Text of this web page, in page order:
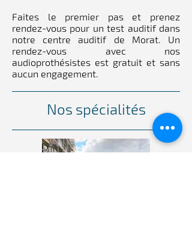
Faites le premier pas et prenez
rendez-vous pour un test auditif dans
notre centre auditif de Morat. Un
rendez-vous avec nos
audioprothésistes est gratuit et sans
aucun engagement.
Nos spécialités